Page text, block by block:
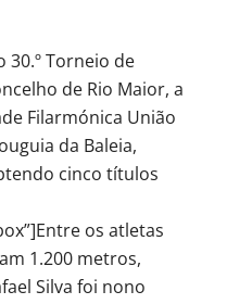
30.º Torneio de
de Rio Maior, a
Filarmónica União
da Baleia,
cinco títulos
os atletas
1.200 metros,
Silva foi nono